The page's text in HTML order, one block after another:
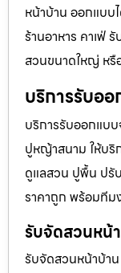
หน้าบ้าน ออกแบบ
ร้านอาหาร คาเฟ่
สวนขนาดใหญ่ หรื
บริการรับอ
บริการรับออกแบ
ปูหญ้าสนาม ให้บริ
ดูแลสวน ปูพื้น ปรั
ราคาถูก พร้อมที
รับจัดสวนหน้
รับจัดสวนหน้าบ้า